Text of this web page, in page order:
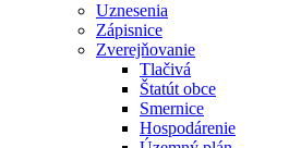
Uznesenia
Zápisnice
Zverejňovanie
Tlačivá
Štatút obce
Smernice
Hospodárenie